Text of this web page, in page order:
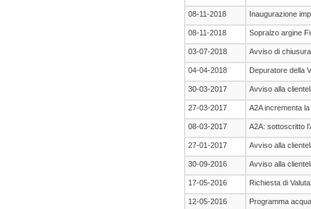
08-11-2018 Inaugurazione
08-11-2018 Sopralzo argine
03-07-2018 Avviso di chiusura
04-04-2018 Depuratore della
30-03-2017 Avviso alla
27-03-2017 A2A incrementa
08-03-2017 A2A: sottoscritto
27-01-2017 Avviso alla
30-09-2016 Avviso alla
17-05-2016 Richiesta di
12-05-2016 Programma